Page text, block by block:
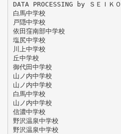
DATA PROCESSING by ＳＥＩＫＯ
白馬中学校
戸隠中学校
依田窪南部中学校
塩尻中学校
川上中学校
丘中学校
御代田中学校
山ノ内中学校
山ノ内中学校
白馬中学校
山ノ内中学校
信濃中学校
野沢温泉中学校
野沢温泉中学校